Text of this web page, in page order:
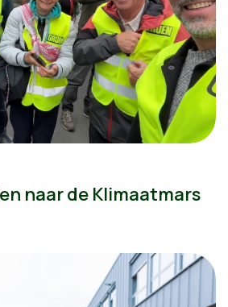
naar de Klimaatmars